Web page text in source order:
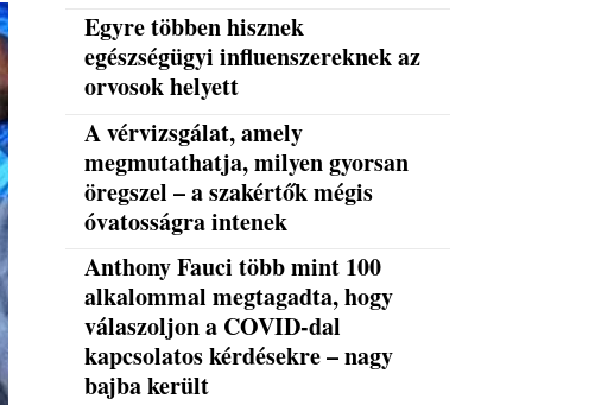
Egyre többen hisznek
egészségügyi influenszereknek az
orvosok helyett
A vérvizsgálat, amely
megmutathatja, milyen gyorsan
öregszel – a szakértők mégis
óvatosságra intenek
Anthony Fauci több mint 100
alkalommal megtagadta, hogy
válaszoljon a COVID-dal
kapcsolatos kérdésekre – nagy
bajba került